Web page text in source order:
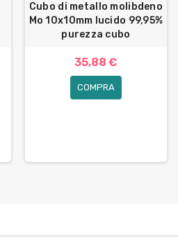
Cubo di metallo molibdeno
Mo 10x10mm lucido 99,95%
purezza cubo
35,88 €
COMPRA